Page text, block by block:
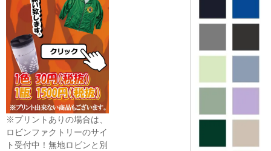
※プリントありの場合は、
ロビンファクトリーのサイ
ト受付中！無地ロビンと別